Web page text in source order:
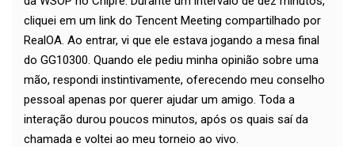
cliquei em um link do Tencent Meeting compartilhado por
RealOA. Ao entrar, vi que ele estava jogando a mesa final
do GG10300. Quando ele pediu minha opinião sobre uma
mão, respondi instintivamente, oferecendo meu conselho
pessoal apenas por querer ajudar um amigo. Toda a
interação durou poucos minutos, após os quais saí da
chamada e voltei ao meu torneio ao vivo.